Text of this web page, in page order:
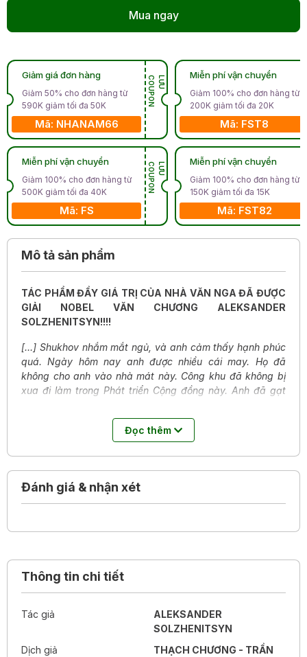
Mua ngay
Giảm giá đơn hàng
Giảm 50% cho đơn hàng từ
590K giảm tối đa 50K
Mã: NHANAM66
L
Ư
U
C
O
U
P
O
N
Miễn phí vận chuyển
Giảm 100% cho đơn hàng từ
500K giảm tối đa 40K
Mã: FS
L
Ư
U
C
O
U
P
O
N
Miễn phí vận chuyển
Giảm 100% cho đơn hàng từ
200K giảm tối đa 20K
Mã: FST8
Miễn phí vận chuyển
Giảm 100% cho đơn hàng từ
150K giảm tối đa 15K
Mã: FST82
Mô tả sản phẩm
TÁC PHẨM ĐẦY GIÁ TRỊ CỦA NHÀ VĂN NGA ĐÃ ĐƯỢC
GIẢI NOBEL VĂN CHƯƠNG ALEKSANDER
SOLZHENITSYN!!!!
[…] Shukhov nhắm mắt ngủ, và anh cảm thấy hạnh phúc
quá. Ngày hôm nay anh được nhiều cái may. Họ đã
không cho anh vào nhà mát này. Công khu đã không bị
xua đi làm trong Phát triển Cộng đồng này. Anh đã gạt
trưởng đã lấy được cho anh em bậc công việc tốt này.
Anh đã cảm thấy hài lòng về bức tường anh xây này. Họ
Đọc thêm
Đánh giá & nhận xét
Thông tin chi tiết
Tác giả
ALEKSANDER
SOLZHENITSYN
Dịch giả
THẠCH CHƯƠNG - TRẦN